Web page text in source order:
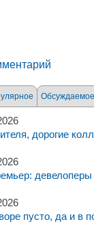
Обсуждаемое
дорогие
девелоперы
пусто, да и в